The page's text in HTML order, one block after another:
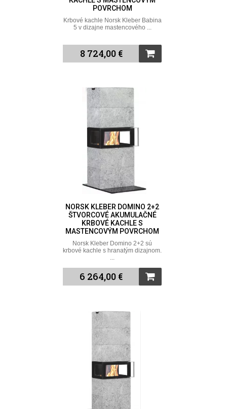
POVRCHOM
Krbové kachle Norsk Kleber Babina
5 v dizajne mastencového ...
8 724,00 €
NORSK KLEBER DOMINO 2+2
ŠTVORCOVÉ AKUMULAČNÉ
KRBOVÉ KACHLE S
MASTENCOVÝM POVRCHOM
Norsk Kleber Domino 2+2 sú
krbové kachle s hranatým dizajnom.
...
6 264,00 €